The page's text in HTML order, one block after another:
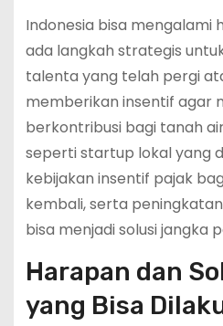
Indonesia bisa mengalami
ada langkah strategis
talenta yang telah pergi
memberikan insentif agar
berkontribusi bagi tanah
seperti startup lokal yang
kebijakan insentif pajak
kembali, serta
bisa menjadi solusi jangka
Harapan dan
yang Bisa